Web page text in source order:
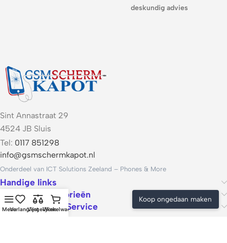
deskundig advies
Sint Annastraat 29
4524 JB Sluis
Tel: 0117 851298
info@gsmschermkapot.nl
Onderdeel van ICT Solutions Zeeland – Phones & More
Handige links
Populaire categorieën
Voorwaarden & Service
MenuVerlanglijstVergelijkenWinkelwagen
Koop ongedaan maken